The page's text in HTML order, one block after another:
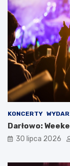
KONCERTY
Darłowo:
30 lipca 2026